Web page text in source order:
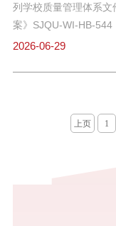
列学校质量管理体系
案》SJQU-WI-HB-544
阅。上述文件于2026
2026-06-29
上页 1